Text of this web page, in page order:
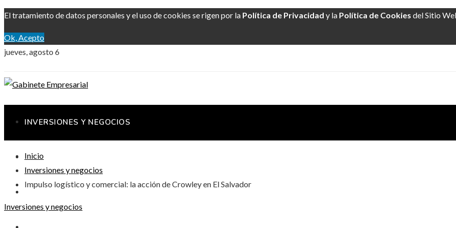
El tratamiento de datos personales y el uso de cookies se rigen por la Política de Privacidad y la Política de Cookies del Sitio
Ok, Acepto
jueves, agosto 6
INVERSIONES Y NEGOCIOS
RESPONSABILIDAD SOCIAL
Inicio
Inversiones y negocios
Impulso logístico y comercial: la acción de Crowley en El Salvador
Inversiones y negocios